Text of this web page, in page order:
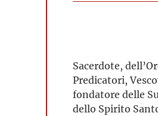
Sacerdote,
Predicatori,
fondatore delle
dello Spirito